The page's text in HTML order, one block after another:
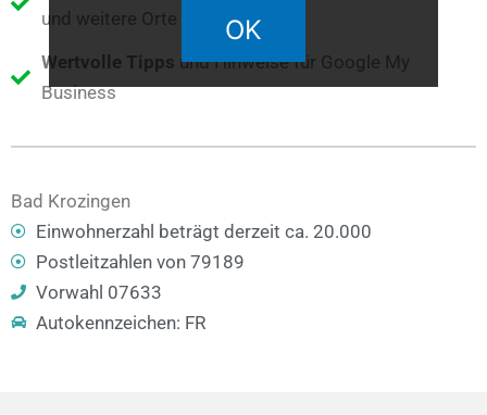
und weitere Orte im Umkreis
Wertvolle Tipps und Hinweise für Google My
Business
Bad Krozingen
Einwohnerzahl beträgt derzeit ca. 20.000
Postleitzahlen von 79189
Vorwahl 07633
Autokennzeichen: FR
OK